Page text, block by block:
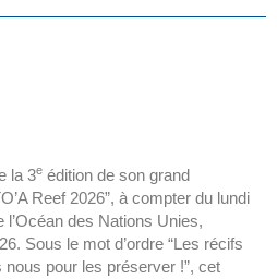
la 3e édition de son grand
Reef 2026”, à compter du lundi
des Nations Unies,
Sous le mot d’ordre “Les récifs
pour les préserver !”, cet